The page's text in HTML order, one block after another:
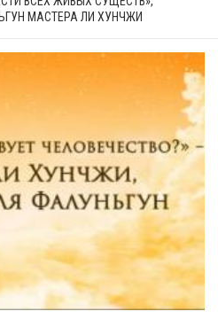
МАСТЕРА ЛИ ХУНЧЖИ